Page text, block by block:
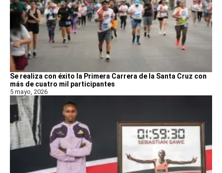
Se realiza con éxito la Primera Carrera de la Santa Cruz con
más de cuatro mil participantes
5 mayo, 2026